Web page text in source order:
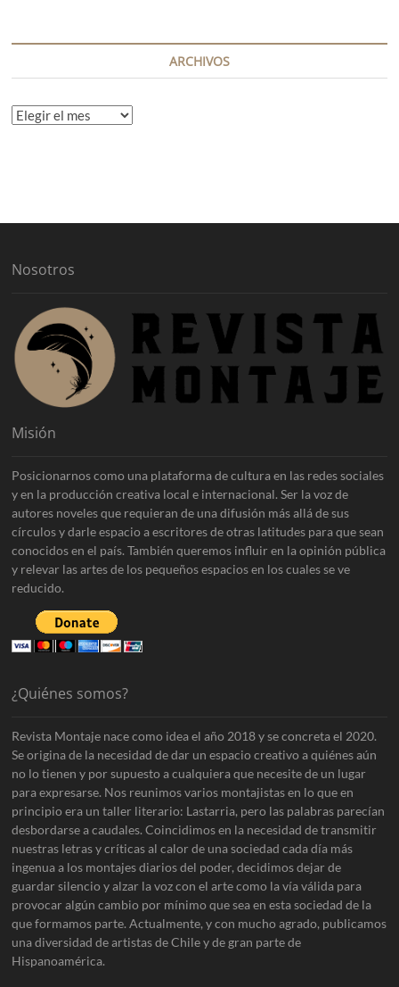
ARCHIVOS
A
Nosotros
Misión
Posicionarnos como una plataforma de cultura en las redes sociales
y en la producción creativa local e internacional. Ser la voz de
autores noveles que requieran de una difusión más allá de sus
círculos y darle espacio a escritores de otras latitudes para que sean
conocidos en el país. También queremos influir en la opinión pública
y relevar las artes de los pequeños espacios en los cuales se ve
reducido.
¿Quiénes somos?
Revista Montaje nace como idea el año 2018 y se concreta el 2020.
Se origina de la necesidad de dar un espacio creativo a quiénes aún
no lo tienen y por supuesto a cualquiera que necesite de un lugar
para expresarse. Nos reunimos varios montajistas en lo que en
principio era un taller literario: Lastarria, pero las palabras parecían
desbordarse a caudales. Coincidimos en la necesidad de transmitir
nuestras letras y críticas al calor de una sociedad cada día más
ingenua a los montajes diarios del poder, decidimos dejar de
guardar silencio y alzar la voz con el arte como la vía válida para
provocar algún cambio por mínimo que sea en esta sociedad de la
que formamos parte. Actualmente, y con mucho agrado, publicamos
una diversidad de artistas de Chile y de gran parte de
Hispanoamérica.